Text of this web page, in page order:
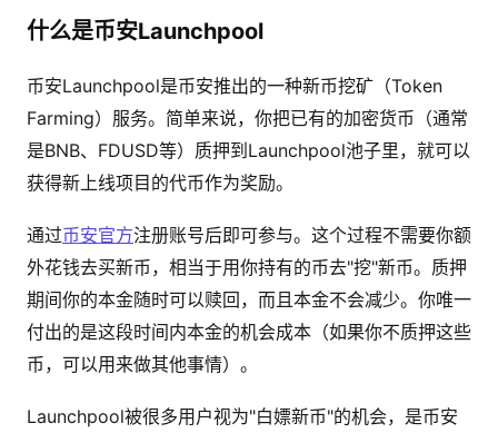
什么是币安Launchpool
币安Launchpool是币安推出的一种新币挖矿（Token
Farming）服务。简单来说，你把已有的加密货币（通常
是BNB、FDUSD等）质押到Launchpool池子里，就可以
获得新上线项目的代币作为奖励。
通过币安官方注册账号后即可参与。这个过程不需要你额
外花钱去买新币，相当于用你持有的币去"挖"新币。质押
期间你的本金随时可以赎回，而且本金不会减少。你唯一
付出的是这段时间内本金的机会成本（如果你不质押这些
币，可以用来做其他事情）。
Launchpool被很多用户视为"白嫖新币"的机会，是币安